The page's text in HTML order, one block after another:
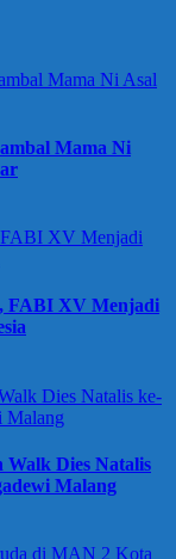
Mama Ni
FABI XV Menjadi
Walk Dies Natalis
Malang